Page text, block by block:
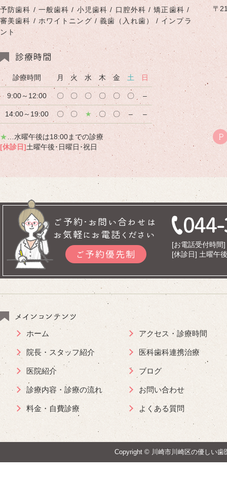
予防歯科 / 一般歯科 / 小児歯科 / 口腔外科 / 矯正歯科 /
審美歯科 / ホワイトニング / 義歯（入れ歯） / インプラ
ント
診療時間
診療時間 月 火 水 木 金 土 日
9:00～12:00 〇 〇 〇 〇 〇 〇 –
14:00～19:00 〇 〇 ★ 〇 〇 – –
★ …水曜午後は18:00までの診療
[休診日]土曜午後･日曜日･祝日
〒
P
ご予約･お問い合わせは
お気軽にお電話ください
ご予約優先制
[お電話受付時間
[休診日] 土曜午
メインコンテンツ
ホーム
院長・スタッフ紹介
医院紹介
診療内容・診療の流れ
料金・自費診療
アクセス・診療時間
医科歯科連携治療
ブログ
お問い合わせ
よくある質問
Copyright © 川崎市川崎区の優しい